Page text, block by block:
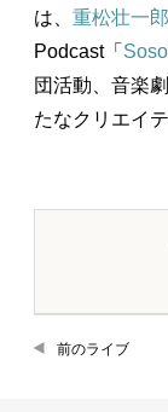
は、 重松壮一
Podcast「
団活動、音楽劇
たなクリエイ
前のライブ